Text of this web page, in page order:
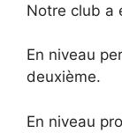
Notre club a
En niveau
deuxième.
En niveau